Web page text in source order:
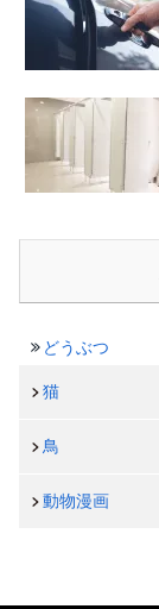
どうぶつ
猫
鳥
動物漫画